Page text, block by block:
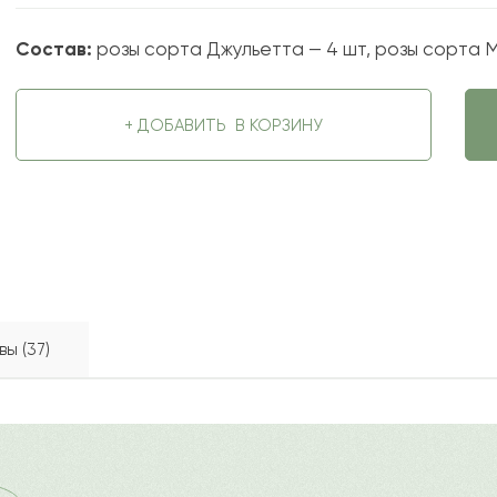
Состав: розы сорта Джульетта — 4 шт, розы сорта
+ ДОБАВИТЬ В КОРЗИНУ
(37)
Прекрасный вариант для поздравления с